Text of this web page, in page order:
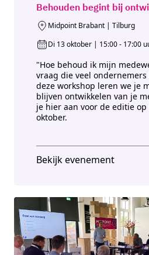
Behouden begint bij
Midpoint Brabant | Tilburg
Di 13 oktober | 15:00 - 17:00
"Hoe behoud ik mijn
vraag die veel
deze workshop leren we je
blijven ontwikkelen van je
je hier aan voor de editie
oktober.
Bekijk evenement